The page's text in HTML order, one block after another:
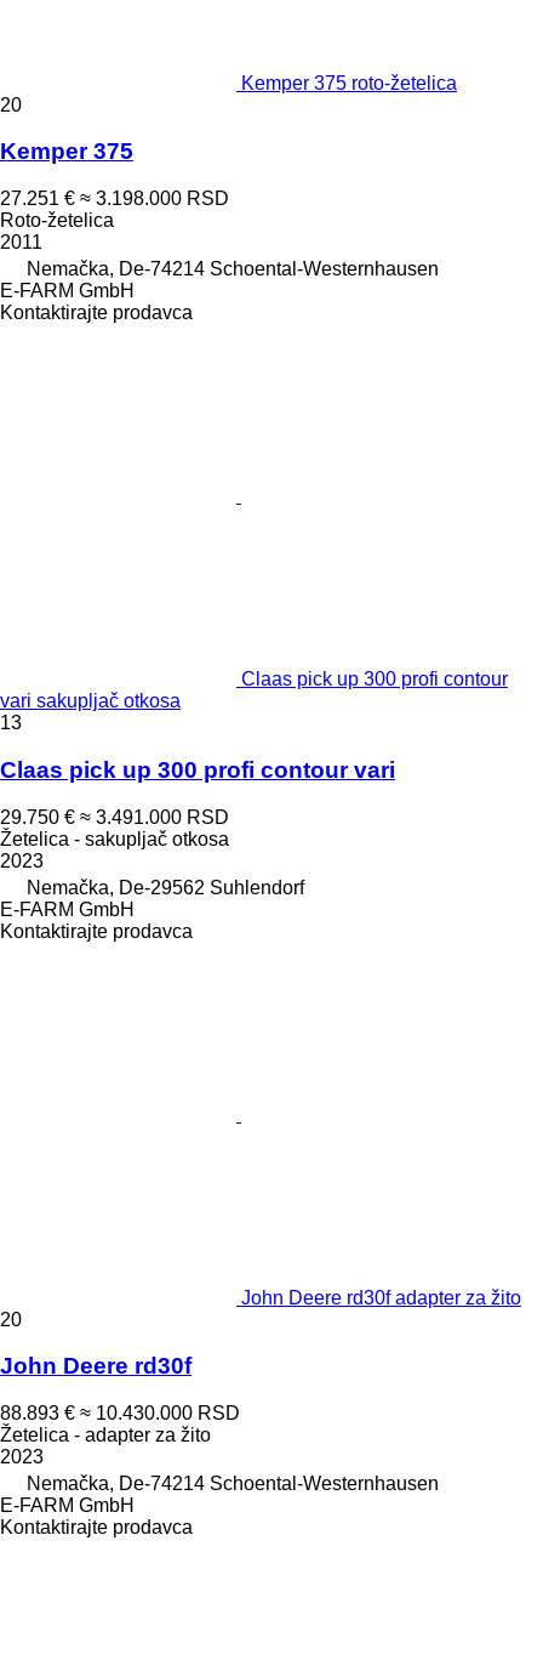
Kemper 375 roto-žetelica
20
Kemper 375
27.251 € ≈ 3.198.000 RSD
Roto-žetelica
2011
Nemačka, De-74214 Schoental-Westernhausen
E-FARM GmbH
Kontaktirajte prodavca
Claas pick up 300 profi contour
vari sakupljač otkosa
13
Claas pick up 300 profi contour vari
29.750 € ≈ 3.491.000 RSD
Žetelica - sakupljač otkosa
2023
Nemačka, De-29562 Suhlendorf
E-FARM GmbH
Kontaktirajte prodavca
John Deere rd30f adapter za žito
20
John Deere rd30f
88.893 € ≈ 10.430.000 RSD
Žetelica - adapter za žito
2023
Nemačka, De-74214 Schoental-Westernhausen
E-FARM GmbH
Kontaktirajte prodavca